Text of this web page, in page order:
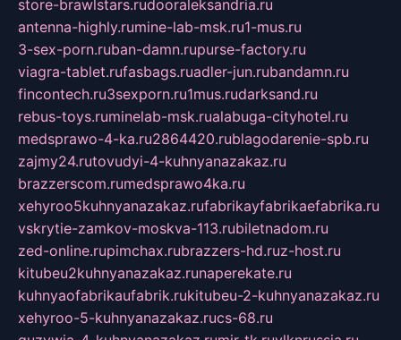
store-brawlstars.rudooraleksandria.ru
antenna-highly.rumine-lab-msk.ru1-mus.ru
3-sex-porn.ruban-damn.rupurse-factory.ru
viagra-tablet.rufasbags.ruadler-jun.rubandamn.ru
fincontech.ru3sexporn.ru1mus.rudarksand.ru
rebus-toys.ruminelab-msk.rualabuga-cityhotel.ru
medsprawo-4-ka.ru2864420.rublagodarenie-spb.ru
zajmy24.rutovudyi-4-kuhnyanazakaz.ru
brazzerscom.rumedsprawo4ka.ru
xehyroo5kuhnyanazakaz.rufabrikayfabrikaefabrika.ru
vskrytie-zamkov-moskva-113.rubiletnadom.ru
zed-online.rupimchax.rubrazzers-hd.ruz-host.ru
kitubeu2kuhnyanazakaz.runaperekate.ru
kuhnyaofabrikaufabrik.rukitubeu-2-kuhnyanazakaz.ru
xehyroo-5-kuhnyanazakaz.rucs-68.ru